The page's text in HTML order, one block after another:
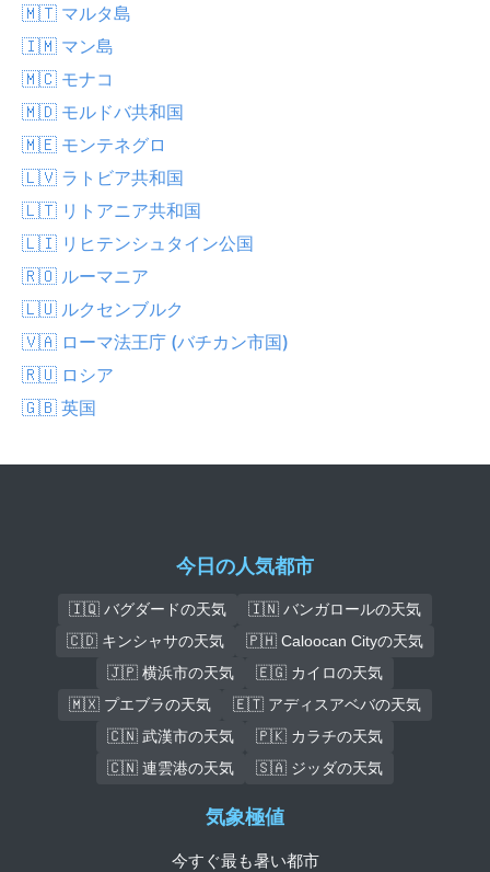
🇲🇹 マルタ島
🇮🇲 マン島
🇲🇨 モナコ
🇲🇩 モルドバ共和国
🇲🇪 モンテネグロ
🇱🇻 ラトビア共和国
🇱🇹 リトアニア共和国
🇱🇮 リヒテンシュタイン公国
🇷🇴 ルーマニア
🇱🇺 ルクセンブルク
🇻🇦 ローマ法王庁 (バチカン市国)
🇷🇺 ロシア
🇬🇧 英国
今日の人気都市
🇮🇶 バグダードの天気
🇮🇳 バンガロールの天気
🇨🇩 キンシャサの天気
🇵🇭 Caloocan Cityの天気
🇯🇵 横浜市の天気
🇪🇬 カイロの天気
🇲🇽 プエブラの天気
🇪🇹 アディスアベバの天気
🇨🇳 武漢市の天気
🇵🇰 カラチの天気
🇨🇳 連雲港の天気
🇸🇦 ジッダの天気
気象極値
今すぐ最も暑い都市